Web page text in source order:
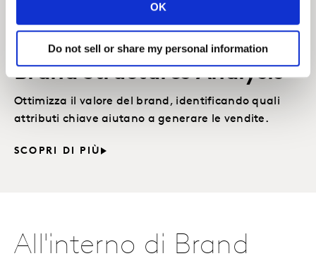
OK
Do not sell or share my personal information
SCOPRI DI PIÙ
Brand Structures Analysis
Ottimizza il valore del brand, identificando quali
attributi chiave aiutano a generare le vendite.
SCOPRI DI PIÙ
All'interno di Brand